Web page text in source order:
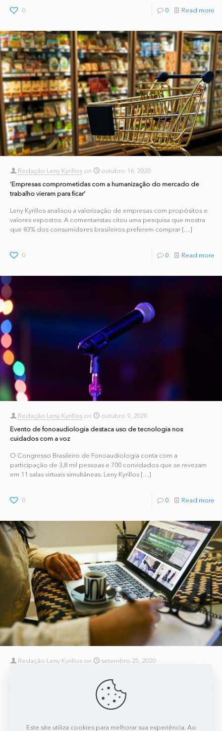
0 0 Read more
Redação Leny Kyrillos on
outubro 16, 2020
‘Empresas comprometidas com a humanização do mercado de
trabalho vieram para ficar’
Leny Kyrillos analisou a valorização de empresas com propósitos e
valores expostos. A comentaristas citou uma pesquisa que mostra
que 83% dos consumidores brasileiros preferem comprar[…]
0 0 Read more
Redação Leny Kyrillos on
outubro 9, 2020
Evento de fonoaudiologia destaca uso de tecnologia nos
cuidados com a voz
O Congresso Brasileiro de Fonoaudiologia conta com a
participação de 3,8 mil pessoas e 700 convidados que se revezam
em 11 salas virtuais simultâneas. Leny Kyrillos […]
0 0 Read more
Redação Leny Kyrillos on
setembro 25, 2020
Leny Kyrillos destaca que a busca pelo aprimoramento já era algo
que vinha caminhando aos poucos, mas que a pandemia acelerou.
Este site utiliza cookies para melhorar sua experiência. Ao